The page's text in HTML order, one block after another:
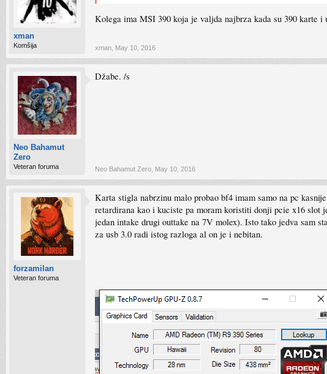
xman
Komšija
Kolega ima MSI 390 koja je valjda najbrza kada su 390 karte
xman May 10, 2016
Neo Bahamut
Zero
Veteran foruma
Džabe. /s
Neo Bahamut Zero May 10, 2016
forzamilan
Veteran foruma
Karta stigla nabrzinu malo probao bf4 imam samo na pc
retardirana kao i kuciste pa moram koristiti donji pcie x16 slot
jedan intake drugi outtake na 7V molex). Isto tako jedva sam
za usb 3.0 radi istog razloga al on je i nebitan.